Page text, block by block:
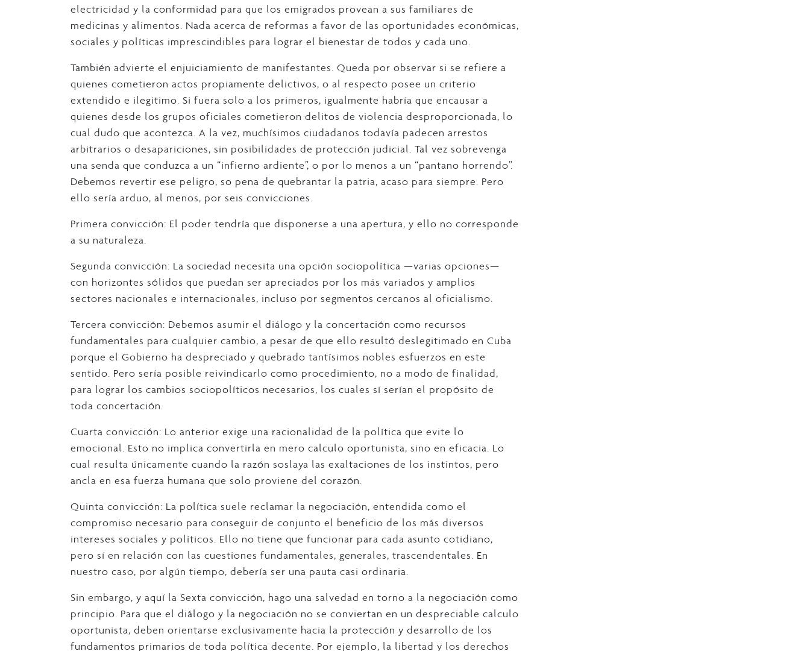
electricidad y la conformidad para que los emigrados provean a sus familiares de
medicinas y alimentos. Nada acerca de reformas a favor de las oportunidades económicas,
sociales y políticas imprescindibles para lograr el bienestar de todos y cada uno.
También advierte el enjuiciamiento de manifestantes. Queda por observar si se refiere a
quienes cometieron actos propiamente delictivos, o al respecto posee un criterio
extendido e ilegitimo. Si fuera solo a los primeros, igualmente habría que encausar a
quienes desde los grupos oficiales cometieron delitos de violencia desproporcionada, lo
cual dudo que acontezca. A la vez, muchísimos ciudadanos todavía padecen arrestos
arbitrarios o desapariciones, sin posibilidades de protección judicial. Tal vez sobrevenga
una senda que conduzca a un “infierno ardiente”, o por lo menos a un “pantano horrendo”.
Debemos revertir ese peligro, so pena de quebrantar la patria, acaso para siempre. Pero
ello sería arduo, al menos, por seis convicciones.
Primera convicción: El poder tendría que disponerse a una apertura, y ello no corresponde
a su naturaleza.
Segunda convicción: La sociedad necesita una opción sociopolítica —varias opciones—
con horizontes sólidos que puedan ser apreciados por los más variados y amplios
sectores nacionales e internacionales, incluso por segmentos cercanos al oficialismo.
Tercera convicción: Debemos asumir el diálogo y la concertación como recursos
fundamentales para cualquier cambio, a pesar de que ello resultó deslegitimado en Cuba
porque el Gobierno ha despreciado y quebrado tantísimos nobles esfuerzos en este
sentido. Pero sería posible reivindicarlo como procedimiento, no a modo de finalidad,
para lograr los cambios sociopolíticos necesarios, los cuales sí serían el propósito de
toda concertación.
Cuarta convicción: Lo anterior exige una racionalidad de la política que evite lo
emocional. Esto no implica convertirla en mero calculo oportunista, sino en eficacia. Lo
cual resulta únicamente cuando la razón soslaya las exaltaciones de los instintos, pero
ancla en esa fuerza humana que solo proviene del corazón.
Quinta convicción: La política suele reclamar la negociación, entendida como el
compromiso necesario para conseguir de conjunto el beneficio de los más diversos
intereses sociales y políticos. Ello no tiene que funcionar para cada asunto cotidiano,
pero sí en relación con las cuestiones fundamentales, generales, trascendentales. En
nuestro caso, por algún tiempo, debería ser una pauta casi ordinaria.
Sin embargo, y aquí la Sexta convicción, hago una salvedad en torno a la negociación como
principio. Para que el diálogo y la negociación no se conviertan en un despreciable calculo
oportunista, deben orientarse exclusivamente hacia la protección y desarrollo de los
fundamentos primarios de toda política decente. Por ejemplo, la libertad y los derechos